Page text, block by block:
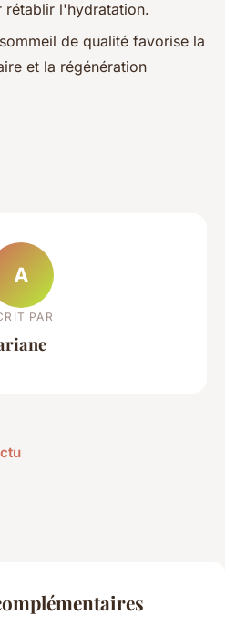
rétablir l'hydratation.
de qualité favorise la
et la régénération
A
PAR